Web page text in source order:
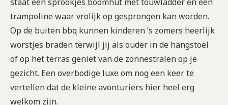
trampoline waar vrolijk op gesprongen kan worden.
Op de buiten bbq kunnen kinderen ’s zomers heerlijk
worstjes braden terwijl jij als ouder in de hangstoel
of op het terras geniet van de zonnestralen op je
gezicht. Een overbodige luxe om nog een keer te
vertellen dat de kleine avonturiers hier heel erg
welkom zijn.